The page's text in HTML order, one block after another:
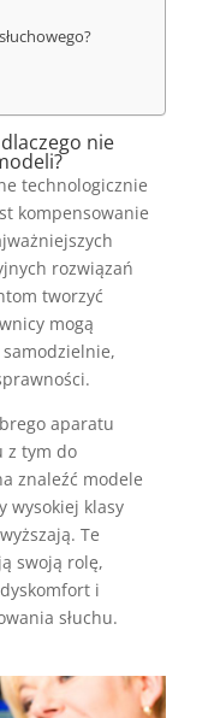
nie
technologicznie
kompensowanie
rozwiązań
tworzyć
mogą
aparatu
z tym do
znaleźć modele
wysokiej klasy
Te
swoją rolę,
i
słuchu.